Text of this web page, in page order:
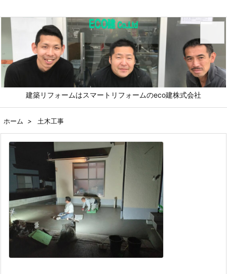
建築リフォームはスマートリフォームのeco建株式会社
メニュ
ホーム > 土木工事